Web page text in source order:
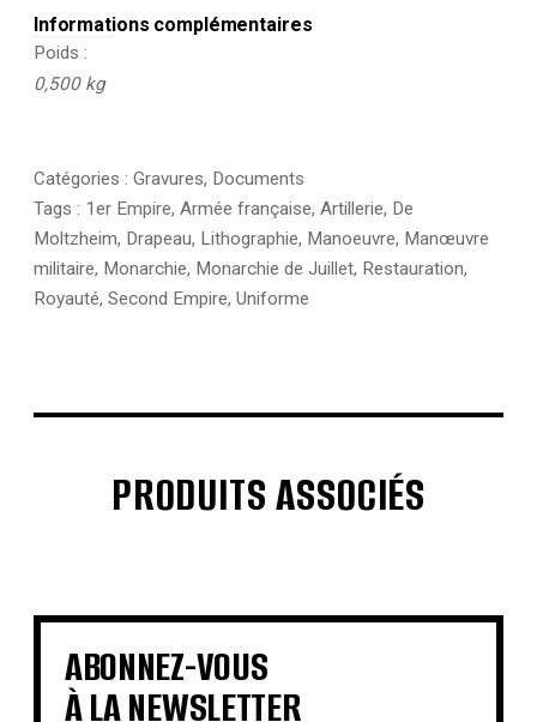
Informations complémentaires
Poids
0,500 kg
Catégories : Gravures, Documents
Tags : 1er Empire, Armée française, Artillerie, De
Moltzheim, Drapeau, Lithographie, Manoeuvre, Manœuvre
militaire, Monarchie, Monarchie de Juillet, Restauration,
Royauté, Second Empire, Uniforme
PRODUITS ASSOCIÉS
€
€ € €
€ €
ABONNEZ-VOUS
À LA NEWSLETTER